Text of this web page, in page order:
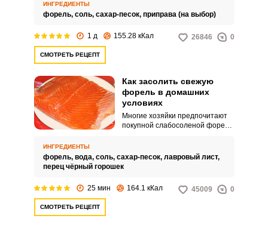
форель получается не такой
ИНГРЕДИЕНТЫ
форель, соль, сахар-песок, приправа (на выбор)
1 д 155.28 кКал 26846 0
СМОТРЕТЬ РЕЦЕПТ
Как засолить свежую
форель в домашних
условиях
Многие хозяйки предпочитают
покупной слабосоленой форели
засолки очень прост и доступен
каждому.
ИНГРЕДИЕНТЫ
форель, вода, соль, сахар-песок, лавровый лист,
перец чёрный горошек
25 мин 164.1 кКал 45009 0
СМОТРЕТЬ РЕЦЕПТ